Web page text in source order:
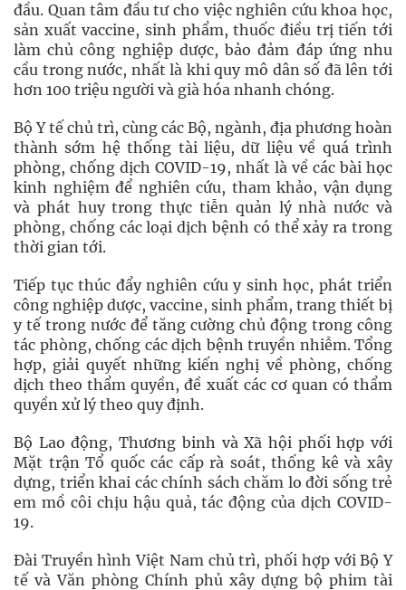
đầu. Quan tâm đầu tư cho việc nghiên cứu khoa học,
sản xuất vaccine, sinh phẩm, thuốc điều trị tiến tới
làm chủ công nghiệp dược, bảo đảm đáp ứng nhu
cầu trong nước, nhất là khi quy mô dân số đã lên tới
hơn 100 triệu người và già hóa nhanh chóng.
Bộ Y tế chủ trì, cùng các Bộ, ngành, địa phương hoàn
thành sớm hệ thống tài liệu, dữ liệu về quá trình
phòng, chống dịch COVID-19, nhất là về các bài học
kinh nghiệm để nghiên cứu, tham khảo, vận dụng
và phát huy trong thực tiễn quản lý nhà nước và
phòng, chống các loại dịch bệnh có thể xảy ra trong
thời gian tới.
Tiếp tục thúc đẩy nghiên cứu y sinh học, phát triển
công nghiệp dược, vaccine, sinh phẩm, trang thiết bị
y tế trong nước để tăng cường chủ động trong công
tác phòng, chống các dịch bệnh truyền nhiễm. Tổng
hợp, giải quyết những kiến nghị về phòng, chống
dịch theo thẩm quyền, đề xuất các cơ quan có thẩm
quyền xử lý theo quy định.
Bộ Lao động, Thương binh và Xã hội phối hợp với
Mặt trận Tổ quốc các cấp rà soát, thống kê và xây
dựng, triển khai các chính sách chăm lo đời sống trẻ
em mồ côi chịu hậu quả, tác động của dịch COVID-
19.
Đài Truyền hình Việt Nam chủ trì, phối hợp với Bộ Y
tế và Văn phòng Chính phủ xây dựng bộ phim tài